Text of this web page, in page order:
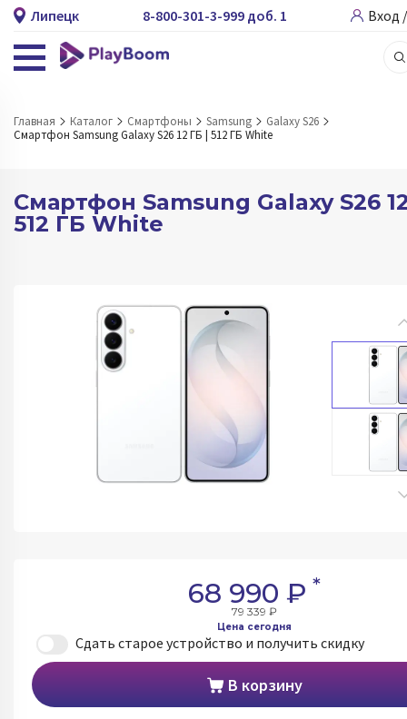
Липецк 8-800-301-3-999 доб. 1 Вход
Главная Каталог Смартфоны Samsung
Galaxy S26
Смартфон Samsung Galaxy S26 12 ГБ | 512 ГБ White
Смартфон Samsung Galaxy S26
512 ГБ White
68 990 ₽ *
79 339 ₽
Цена сегодня
Сдать старое устройство и получить скидку
В корзину